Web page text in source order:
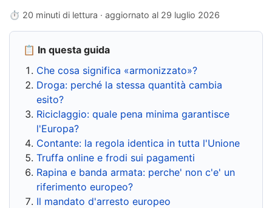
⏱ 20 minuti di lettura · aggiornato al 29 luglio 2026
📋 In questa guida
Che cosa significa «armonizzato»?
Droga: perché la stessa quantità cambia
esito?
Riciclaggio: quale pena minima garantisce
l'Europa?
Contante: la regola identica in tutta l'Unione
Truffa online e frodi sui pagamenti
Rapina e banda armata: perche' non c'e' un
riferimento europeo?
Il mandato d'arresto europeo